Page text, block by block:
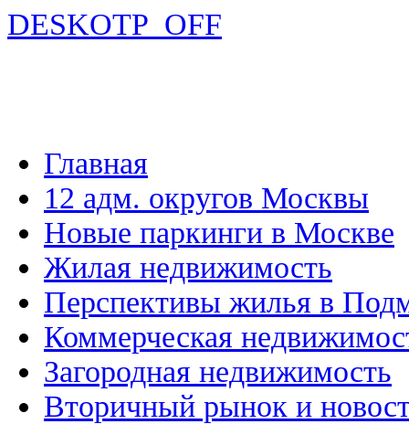
DESKOTP_OFF
Главная
12 адм. округов Москвы
Новые паркинги в Москве
Жилая недвижимость
Перспективы жилья в
Коммерческая
Загородная недвижимость
Вторичный рынок и